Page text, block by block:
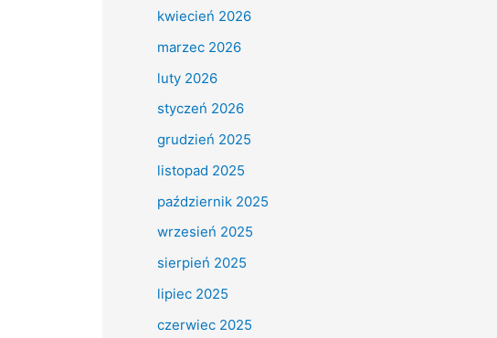
kwiecień 2026
marzec 2026
luty 2026
styczeń 2026
grudzień 2025
listopad 2025
październik 2025
wrzesień 2025
sierpień 2025
lipiec 2025
czerwiec 2025